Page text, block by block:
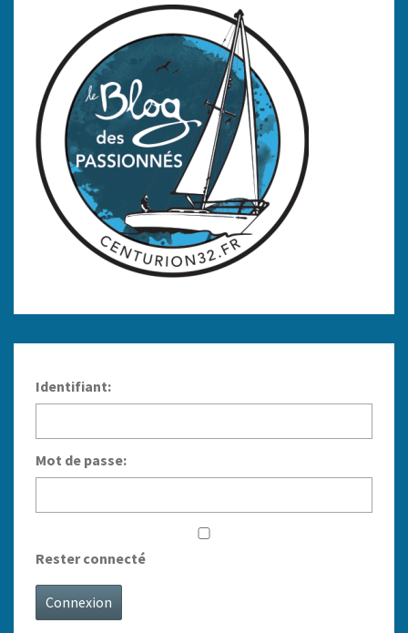
Identifiant:
Mot de passe:
Rester connecté
Connexion